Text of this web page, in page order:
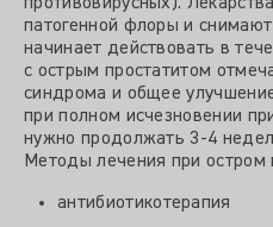
патогенной флоры и
начинает действовать в
с острым простатитом
синдрома и общее
при полном исчезновении
нужно продолжать 3-4
Методы лечения при остром
антибиотикотерапия